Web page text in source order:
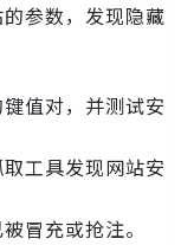
参数，发现隐藏
值对，并测试安
工具发现网站安
冒充或抢注。